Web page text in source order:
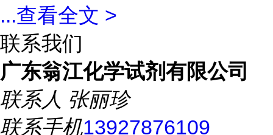
...查看全文 >
联系我们
广东翁江化学试剂有限公司
联系人 张丽珍
联系手机13927876109